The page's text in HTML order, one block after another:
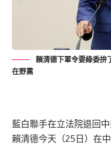
賴清德下軍令要綠委
在野黨
藍白聯手在立法院退回
賴清德今天（25日）在